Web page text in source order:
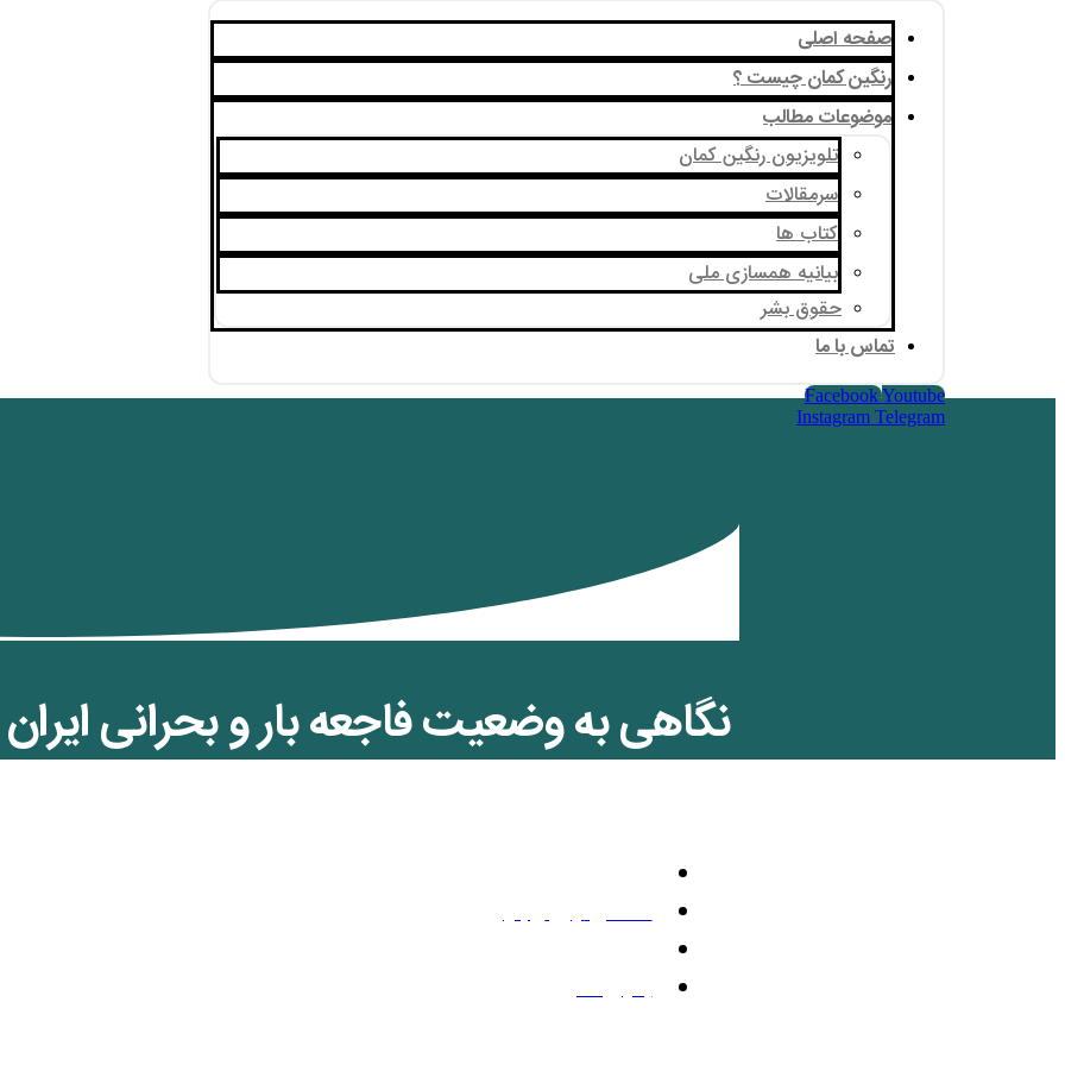
صفحه اصلی
رنگین کمان چیست ؟
موضوعات مطالب
تلویزیون رنگین کمان
سرمقالات
کتاب ها
بیانیه همسازی ملی
حقوق بشر
تماس با ما
FacebookYoutube
Instagram Telegram
نگاهی به وضعیت فاجعه بار و بحرانی ایران
دسامبر 28, 2012
بدون نظر